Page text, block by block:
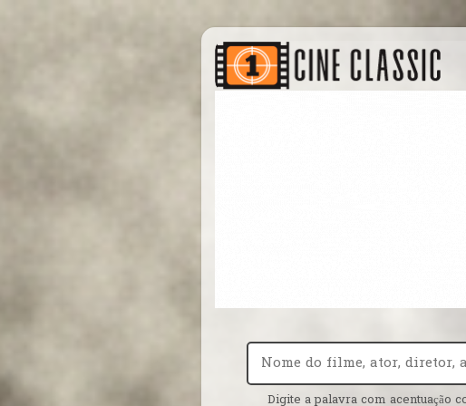
Digite a palavra com acentuação